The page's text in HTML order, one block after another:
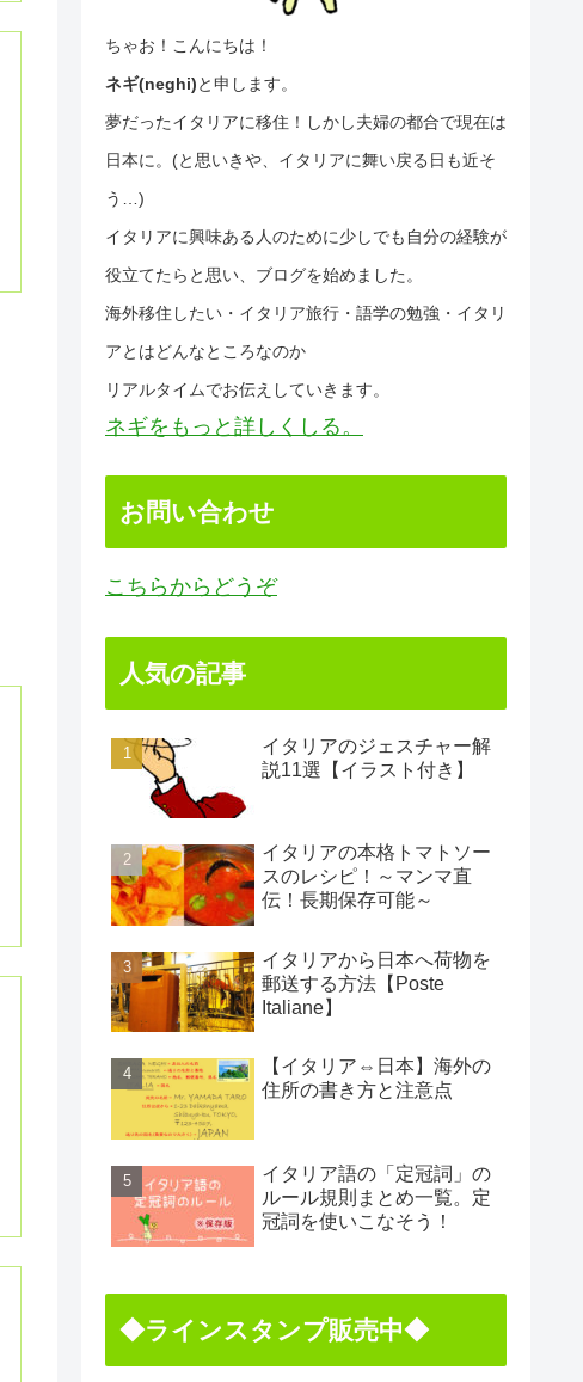
ちゃお！こんにちは！
ネギ(neghi)と申します。
夢だったイタリアに移住！しかし夫婦の都合で現在は
日本に。(と思いきや、イタリアに舞い戻る日も近そ
う…)
イタリアに興味ある人のために少しでも自分の経験が
役立てたらと思い、ブログを始めました。
海外移住したい・イタリア旅行・語学の勉強・イタリ
アとはどんなところなのか
リアルタイムでお伝えしていきます。
ネギをもっと詳しくしる。
お問い合わせ
こちらからどうぞ
人気の記事
イタリアのジェスチャー解
説11選【イラスト付き】
イタリアの本格トマトソー
スのレシピ！～マンマ直
伝！長期保存可能～
イタリアから日本へ荷物を
郵送する方法【Poste
Italiane】
【イタリア⇔日本】海外の
住所の書き方と注意点
イタリア語の「定冠詞」の
ルール規則まとめ一覧。定
冠詞を使いこなそう！
◆ラインスタンプ販売中◆